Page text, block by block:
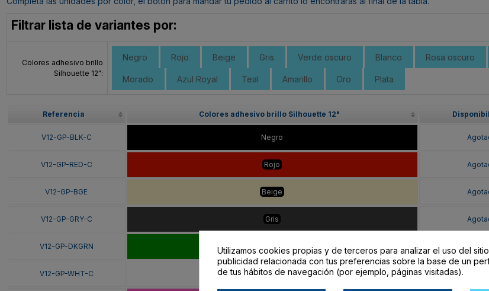
Filtrar lista de variantes por:
Colores adhesivo brillo
Silhouette 12":
Negro Rojo Beige Gris Verde oscuro Blanco Rosa oscuro
Morado Azul Royal Teal Amarillo Oro Plata
Referencia Colores adhesivo brillo Silhouette 12"
V12-GP-BLK-C Negro
V12-GP-RED-C Rojo
V12-GP-BGE Beige
V12-GP-GRY-C Gris
V12-GP-DKGRN Verde oscuro
V12-GP-WHT-C Blanco
Utilizamos cookies propias y de terceros para analizar el uso del
publicidad relacionada con tus preferencias sobre la base de un
de tus hábitos de navegación (por ejemplo, páginas visitadas).